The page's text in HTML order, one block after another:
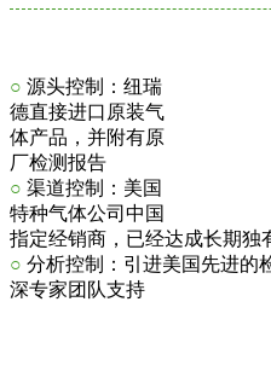
○ 源头控制：纽瑞
德直接进口原装气
体产品，并附有原
厂检测报告
○ 渠道控制：美国
特种气体公司中国
指定经销商，已经达成长期独
○ 分析控制：引进美国先进的
深专家团队支持